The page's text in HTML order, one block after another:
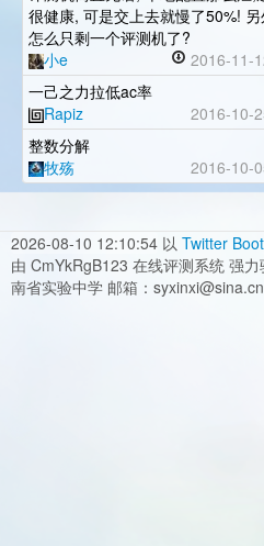
很健康, 可是交上去就慢了50%!
怎么只剩一个评测机了?
小e
2016-11-
一己之力拉低ac率
Rapiz
2016-10-
整数分解
牧殇
2016-10-
2026-08-10 12:10:54 以 Twitter
由 CmYkRgB123 在线评测系统 强
南省实验中学 邮箱：syxinxi@sina.cn